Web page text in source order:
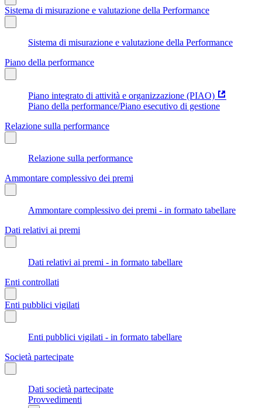
Sistema di misurazione e valutazione della Performance
Sistema di misurazione e valutazione della Performance
Piano della performance
Piano integrato di attività e organizzazione (PIAO)
Piano della performance/Piano esecutivo di gestione
Relazione sulla performance
Relazione sulla performance
Ammontare complessivo dei premi
Ammontare complessivo dei premi - in formato tabellare
Dati relativi ai premi
Dati relativi ai premi - in formato tabellare
Enti controllati
Enti pubblici vigilati
Enti pubblici vigilati - in formato tabellare
Società partecipate
Dati società partecipate
Provvedimenti